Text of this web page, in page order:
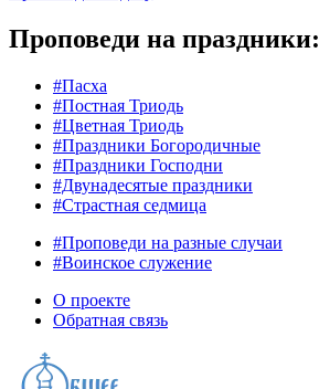
Проповеди на праздники:
#Пасха
#Постная Триодь
#Цветная Триодь
#Праздники Богородичные
#Праздники Господни
#Двунадесятые праздники
#Страстная седмица
#Проповеди на разные случаи
#Воинское служение
О проекте
Обратная связь